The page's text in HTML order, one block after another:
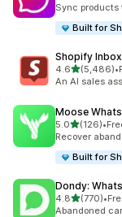
Sync products
Built for
Shopify Inbox
4.6เต็ม 5 ดาว
(5,486)
ทั้งหมด 5486 รีวิ
•
An AI sales
Moose
5.0เต็ม 5 ดาว
(126)
ทั้งหมด 126 รีวิว
•
Recover
Built for
Dondy:
4.8เต็ม 5 ดาว
(770)
ทั้งหมด 770 รีวิว
•
Abandoned